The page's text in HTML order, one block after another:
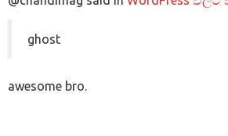
ghost
awesome bro.